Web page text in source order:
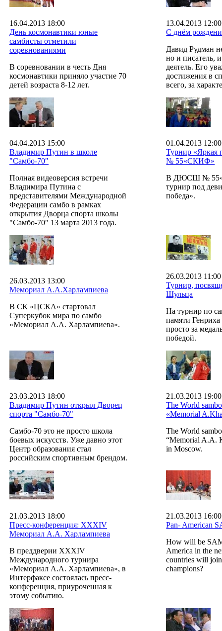
16.04.2013 18:00
День космонавтики юные
самбисты отметили
соревнованиями
В соревновании в честь Дня
космонавтики приняло участие 70
детей возраста 8-12 лет.
13.04.2013 12:00
С днём
Давид Рудман
но и писатель,
деятель. Его
достижения в
всего, за
04.04.2013 15:00
Владимир Путин в школе
"Самбо-70"
Полная видеоверсия встречи
Владимира Путина с
представителями Международной
Федерации самбо в рамках
открытия Дворца спорта школы
"Самбо-70" 13 марта 2013 года.
01.04.2013 12:00
Турнир
№ 55«СКИФ»
В ДЮСШ №
турнир под
победа».
26.03.2013 13:00
Мемориал А.А.Харлампиева
В СК «ЦСКА» стартовал
Суперкубок мира по самбо
«Мемориал А.А. Харлампиева».
26.03.2013 11:00
Турнир,
Шульца
На турнир по
памяти
просто за
победой.
23.03.2013 18:00
Владимир Путин открыл Дворец
спорта "Самбо-70"
Самбо-70 это не просто школа
боевых искусств. Уже давно этот
Центр образования стал
российским спортивным брендом.
21.03.2013 19:00
The World
«Memorial
The World
“Memorial A.A.
in Moscow.
21.03.2013 18:00
Пресс-конференция: XXXIV
Мемориал А.А. Харлампиева
В преддверии XXXIV
Международного турнира
«Мемориал А.А. Харлампиева», в
Интерфаксе состоялась пресс-
конференция, приуроченная к
этому событию.
21.03.2013 16:00
Pan- American
How will be
America in the
countries will
champions?